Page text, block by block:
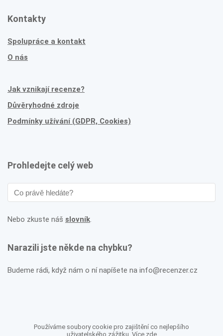
Kontakty
Spolupráce a kontakt
O nás
Jak vznikají recenze?
Důvěryhodné zdroje
Podmínky užívání (GDPR, Cookies)
Prohledejte celý web
Nebo zkuste náš slovník.
Narazili jste někde na chybku?
Budeme rádi, když nám o ní napíšete na info@recenzer.cz
Používáme soubory cookie pro zajištění co nejlepšího
uživatelského zážitku. Více zde